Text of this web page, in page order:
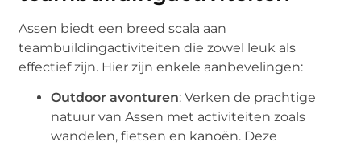
Assen biedt een breed scala aan
teambuildingactiviteiten die zowel leuk als
effectief zijn. Hier zijn enkele aanbevelingen:
Outdoor avonturen: Verken de prachtige
natuur van Assen met activiteiten zoals
wandelen, fietsen en kanoën. Deze